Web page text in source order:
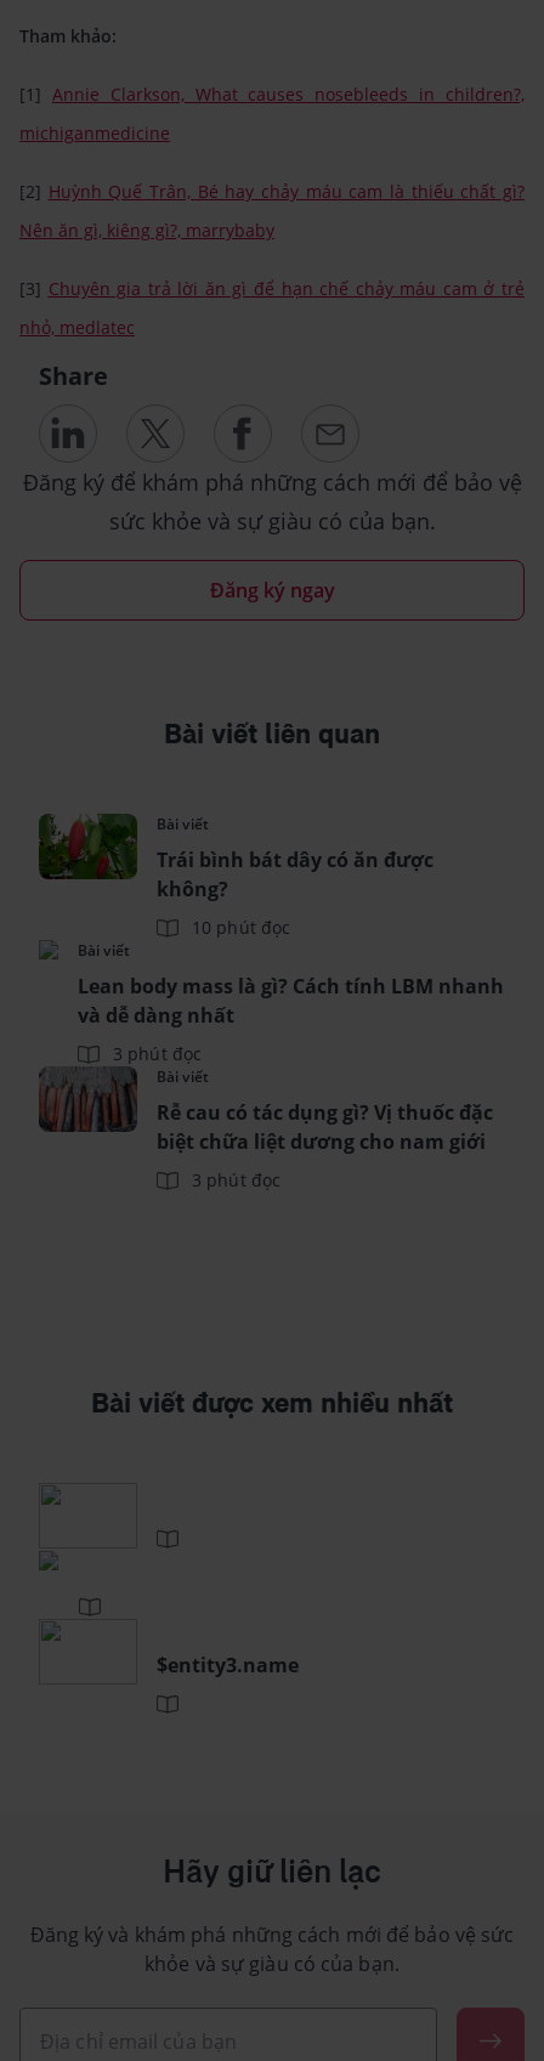
Tham khảo:
[1] Annie Clarkson, What causes nosebleeds in children?,
michiganmedicine
[2] Huỳnh Quế Trân, Bé hay chảy máu cam là thiếu chất gì?
Nên ăn gì, kiêng gì?, marrybaby
[3] Chuyên gia trả lời ăn gì để hạn chế chảy máu cam ở trẻ
nhỏ, medlatec
Share
Đăng ký để khám phá những cách mới để bảo vệ
sức khỏe và sự giàu có của bạn.
Đăng ký ngay
Bài viết liên quan
Bài viết
Trái bình bát dây có ăn được
không?
10 phút đọc
Bài viết
Lean body mass là gì? Cách tính LBM nhanh
và dễ dàng nhất
3 phút đọc
Bài viết
Rễ cau có tác dụng gì? Vị thuốc đặc
biệt chữa liệt dương cho nam giới
3 phút đọc
Bài viết được xem nhiều nhất
$entity3.name
Hãy giữ liên lạc
Đăng ký và khám phá những cách mới để bảo vệ sức
khỏe và sự giàu có của bạn.